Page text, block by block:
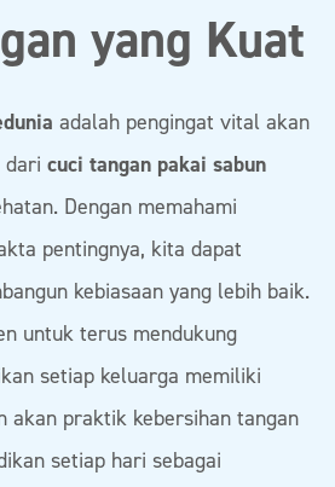
yang Kuat
adalah pengingat vital akan
dari cuci tangan pakai sabun
Dengan memahami
pentingnya, kita dapat
kebiasaan yang lebih baik.
untuk terus mendukung
setiap keluarga memiliki
akan praktik kebersihan tangan
setiap hari sebagai